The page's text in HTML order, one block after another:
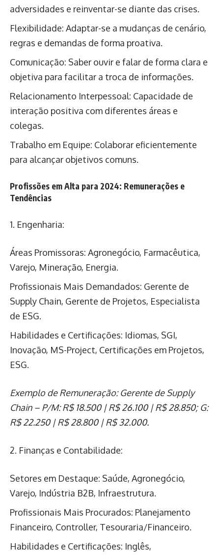
adversidades e reinventar-se diante das crises.
Flexibilidade: Adaptar-se a mudanças de cenário,
regras e demandas de forma proativa.
Comunicação: Saber ouvir e falar de forma clara e
objetiva para facilitar a troca de informações.
Relacionamento Interpessoal: Capacidade de
interação positiva com diferentes áreas e
colegas.
Trabalho em Equipe: Colaborar eficientemente
para alcançar objetivos comuns.
Profissões em Alta para 2024: Remunerações e
Tendências
1. Engenharia:
Áreas Promissoras: Agronegócio, Farmacêutica,
Varejo, Mineração, Energia.
Profissionais Mais Demandados: Gerente de
Supply Chain, Gerente de Projetos, Especialista
de ESG.
Habilidades e Certificações: Idiomas, SGI,
Inovação, MS-Project, Certificações em Projetos,
ESG.
Exemplo de Remuneração: Gerente de Supply
Chain – P/M: R$ 18.500 | R$ 26.100 | R$ 28.850; G:
R$ 22.250 | R$ 28.800 | R$ 32.000.
2. Finanças e Contabilidade:
Setores em Destaque: Saúde, Agronegócio,
Varejo, Indústria B2B, Infraestrutura.
Profissionais Mais Procurados: Planejamento
Financeiro, Controller, Tesouraria/Financeiro.
Habilidades e Certificações: Inglês,